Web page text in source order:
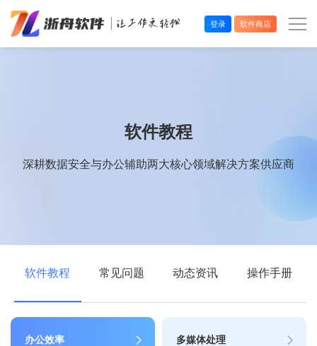
登录 软件商店
软件教程
深耕数据安全与办公辅助两大核心领域解决方案供应商
软件教程 常见问题 动态资讯 操作手册
办公效率 多媒体处理